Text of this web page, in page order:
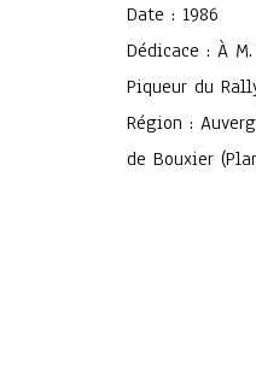
Date : 1986
Dédicace : À M.
Piqueur du
Région :
de Bouxier